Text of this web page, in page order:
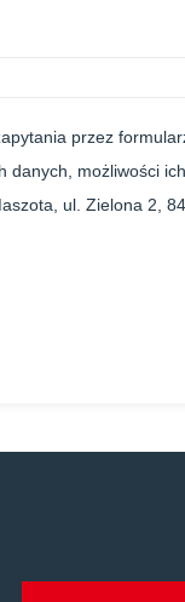
przez
danych, możliwości
ul. Zielona 2,